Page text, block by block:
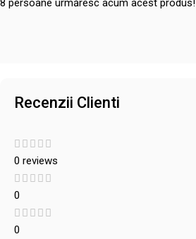
8 persoane urmăresc acum acest produs!
Recenzii Clienti
0 reviews
0
0